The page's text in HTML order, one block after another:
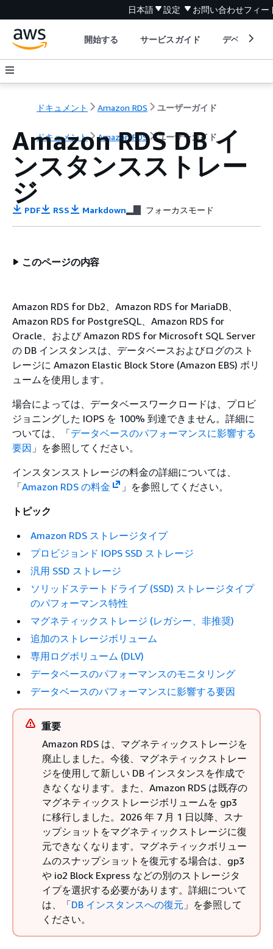
日本語 設定 お問い合わせフィー
開始する サービスガイド デベロッパ
ドキュメント Amazon RDS ユーザーガイド
ドキュメント Amazon RDS ユーザーガイド
Amazon RDS DB イ
ンスタンスストレー
ジ
PDF RSS Markdown フォーカスモード
このページの内容
Amazon RDS for Db2、Amazon RDS for MariaDB、
Amazon RDS for PostgreSQL、Amazon RDS for
Oracle、および Amazon RDS for Microsoft SQL Server
の DB インスタンスは、データベースおよびログのスト
レージに Amazon Elastic Block Store (Amazon EBS) ボリ
ュームを使用します。
場合によっては、データベースワークロードは、プロビ
ジョニングした IOPS を 100% 到達できません。詳細に
ついては、「データベースのパフォーマンスに影響する
要因 」を参照してください。
インスタンスストレージの料金の詳細については、
「Amazon RDS の料金
」を参照してください。
トピック
Amazon RDS ストレージタイプ
プロビジョンド IOPS SSD ストレージ
汎用 SSD ストレージ
ソリッドステートドライブ (SSD) ストレージタイプ
のパフォーマンス特性
マグネティックストレージ (レガシー、非推奨)
追加のストレージボリューム
専用ログボリューム (DLV)
データベースのパフォーマンスのモニタリング
データベースのパフォーマンスに影響する要因
重要
Amazon RDS は、マグネティックストレージを
廃止しました。今後、マグネティックストレー
ジを使用して新しい DB インスタンスを作成で
きなくなります。また、Amazon RDS は既存の
マグネティックストレージボリュームを gp3
に移行しました。2026 年 7 月 1 日以降、スナ
ップショットをマグネティックストレージに復
元できなくなります。マグネティックボリュー
ムのスナップショットを復元する場合は、gp3
や io2 Block Express などの別のストレージタ
イプを選択する必要があります。詳細について
は、「DB インスタンスへの復元 」を参照して
ください。